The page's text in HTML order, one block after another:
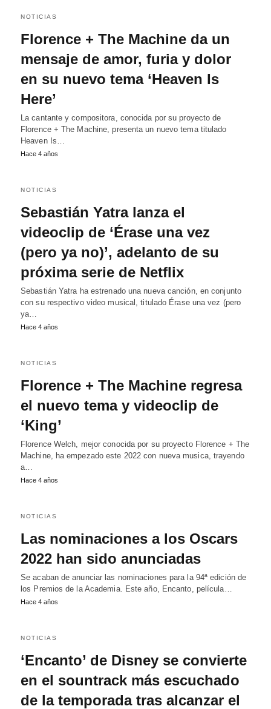
NOTICIAS
Florence + The Machine da un
mensaje de amor, furia y dolor
en su nuevo tema ‘Heaven Is
Here’
La cantante y compositora, conocida por su proyecto de
Florence + The Machine, presenta un nuevo tema titulado
Heaven Is…
Hace 4 años
NOTICIAS
Sebastián Yatra lanza el
videoclip de ‘Érase una vez
(pero ya no)’, adelanto de su
próxima serie de Netflix
Sebastián Yatra ha estrenado una nueva canción, en conjunto
con su respectivo video musical, titulado Érase una vez (pero
ya…
Hace 4 años
NOTICIAS
Florence + The Machine regresa
el nuevo tema y videoclip de
‘King’
Florence Welch, mejor conocida por su proyecto Florence + The
Machine, ha empezado este 2022 con nueva musica, trayendo
a…
Hace 4 años
NOTICIAS
Las nominaciones a los Oscars
2022 han sido anunciadas
Se acaban de anunciar las nominaciones para la 94ª edición de
los Premios de la Academia. Este año, Encanto, película…
Hace 4 años
NOTICIAS
‘Encanto’ de Disney se convierte
en el sountrack más escuchado
de la temporada tras alcanzar el